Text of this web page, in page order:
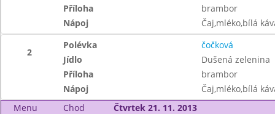
Příloha
brambor
Nápoj
Čaj,mléko,bílá
2
Polévka
čočková
Jídlo
Dušená zelenina
Příloha
brambor
Nápoj
Čaj,mléko,bílá
Menu
Chod Čtvrtek 21. 11. 2013